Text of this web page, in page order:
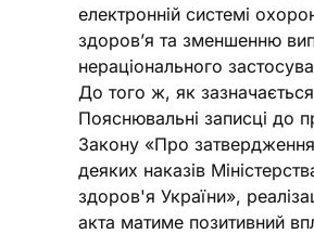
електронній системі
здоров’я та зменшенню
нераціонального
До того ж, як
Пояснювальні записці до
Закону «Про
деяких наказів
здоров'я України»,
акта матиме позитивний